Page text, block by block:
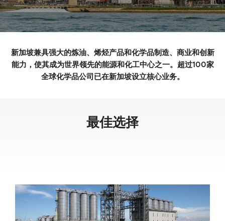
新加坡兼具强大的炼油、烯烃产品和化学品制造、商业和创新
能力，使其成为世界领先的能源和化工中心之一。超过100家
全球化学品公司已在新加坡设立核心业务。
最佳选择